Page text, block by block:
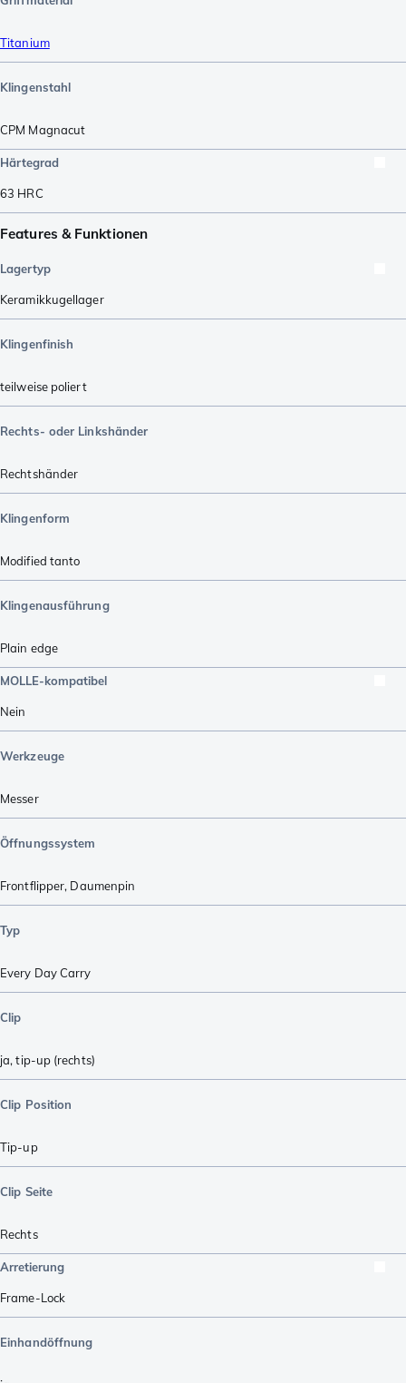
Titanium
Klingenstahl
CPM Magnacut
Härtegrad
63 HRC
Features & Funktionen
Lagertyp
Keramikkugellager
Klingenfinish
teilweise poliert
Rechts- oder Linkshänder
Rechtshänder
Klingenform
Modified tanto
Klingenausführung
Plain edge
MOLLE-kompatibel
Nein
Werkzeuge
Messer
Öffnungssystem
Frontflipper, Daumenpin
Typ
Every Day Carry
Clip
ja, tip-up (rechts)
Clip Position
Tip-up
Clip Seite
Rechts
Arretierung
Frame-Lock
Einhandöffnung